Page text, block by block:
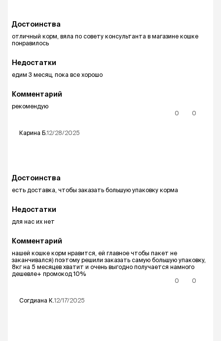
Достоинства
отличный корм, вяла по совету консультанта в магазине кошке
понравилось
Недостатки
едим 3 месяц, пока все хорошо
Комментарий
рекомендую
0
0
Карина Б.12/28/2025
Достоинства
есть доставка, чтобы заказать большую упаковку корма
Недостатки
для нас их нет
Комментарий
нашей кошке корм нравится, ей главное чтобы пакет не
заканчивался) поэтому решили заказать самую большую упаковку,
8кг на 5 месяцев хватит и очень выгодно получается намного
дешевле+ промокод 10%
0
0
Согдиана К.12/17/2025